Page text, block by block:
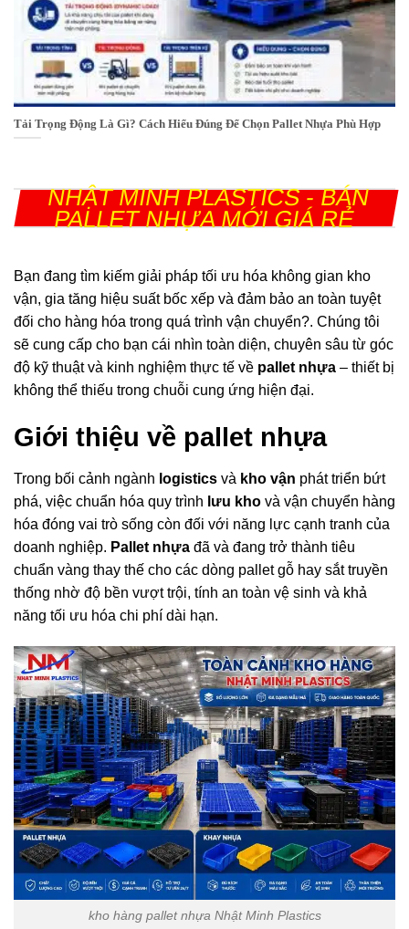
Tải Trọng Động Là Gì? Cách Hiểu Đúng Để Chọn Pallet Nhựa Phù Hợp
NHẬT MINH PLASTICS - BÁN
PALLET NHỰA MỚI GIÁ RẺ
Bạn đang tìm kiếm giải pháp tối ưu hóa không gian kho
vận, gia tăng hiệu suất bốc xếp và đảm bảo an toàn tuyệt
đối cho hàng hóa trong quá trình vận chuyển?. Chúng tôi
sẽ cung cấp cho bạn cái nhìn toàn diện, chuyên sâu từ góc
độ kỹ thuật và kinh nghiệm thực tế về pallet nhựa – thiết bị
không thể thiếu trong chuỗi cung ứng hiện đại.
Giới thiệu về pallet nhựa
Trong bối cảnh ngành logistics và kho vận phát triển bứt
phá, việc chuẩn hóa quy trình lưu kho và vận chuyển hàng
hóa đóng vai trò sống còn đối với năng lực cạnh tranh của
doanh nghiệp. Pallet nhựa đã và đang trở thành tiêu
chuẩn vàng thay thế cho các dòng pallet gỗ hay sắt truyền
thống nhờ độ bền vượt trội, tính an toàn vệ sinh và khả
năng tối ưu hóa chi phí dài hạn.
kho hàng pallet nhựa Nhật Minh Plastics